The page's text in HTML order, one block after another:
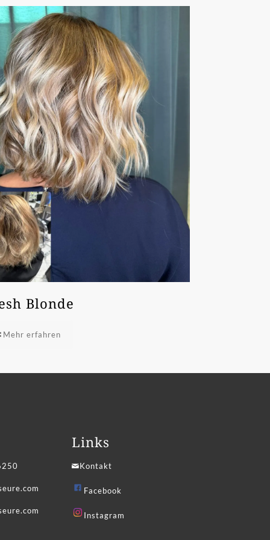
Blonde
Mehr erfahren
Links
Kontakt
Facebook
Instagram